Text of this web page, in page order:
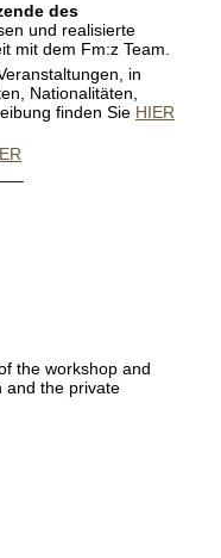
des
und realisierte
mit dem Fm:z Team.
in
Nationalitäten,
finden Sie HIER
the workshop and
and the private